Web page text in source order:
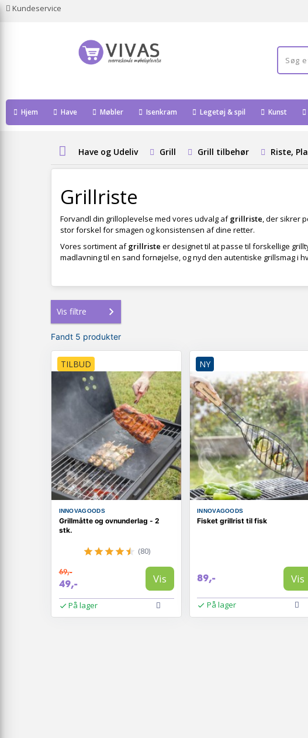
Kundeservice
Hjem Have Møbler Isenkram Legetøj & spil Kunst
Have og Udeliv Grill Grill tilbehør Riste,
Grillriste
Forvandl din grilloplevelse med vores udvalg afgrillriste, der sikrer
stor forskel for smagen og konsistensen af dine retter.
Vores sortiment afgrillriste er designet til at passe til forskellige
madlavning til en sand fornøjelse, og nyd den autentiske grillsmag i
Vis filtre
Fandt 5 produkter
TILBUD
INNOVAGOODS
Grillmåtte og ovnunderlag - 2
stk.
(80)
69,-
49,- Vis
På lager
NY
INNOVAGOODS
Fisket grillrist til fisk
89,- Vis
På lager